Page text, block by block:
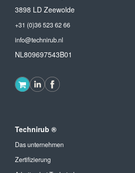
3898 LD Zeewolde
+31 (0)36 523 62 66
info@technirub.nl
NL809697543B01
Technirub ®
Das unternehmen
Zertifizierung